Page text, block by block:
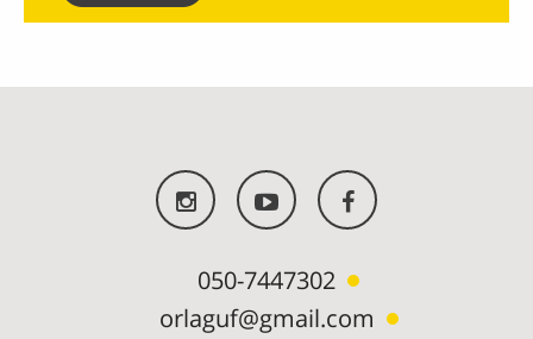
050-7447302
orlaguf@gmail.com